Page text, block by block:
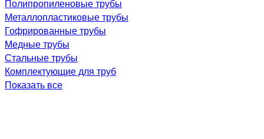
Полипропиленовые трубы
Металлопластиковые трубы
Гофрированные трубы
Медные трубы
Стальные трубы
Комплектующие для труб
Показать все